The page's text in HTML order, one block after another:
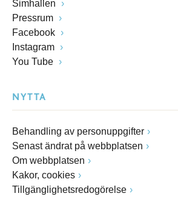
Simhallen
Pressrum
Facebook
Instagram
You Tube
NYTTA
Behandling av personuppgifter
Senast ändrat på webbplatsen
Om webbplatsen
Kakor, cookies
Tillgänglighetsredogörelse